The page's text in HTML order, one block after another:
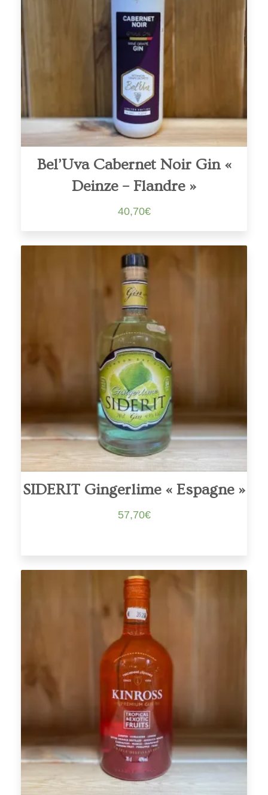
Bel’Uva Cabernet Noir Gin «
Deinze – Flandre »
40,70€
SIDERIT Gingerlime « Espagne »
57,70€